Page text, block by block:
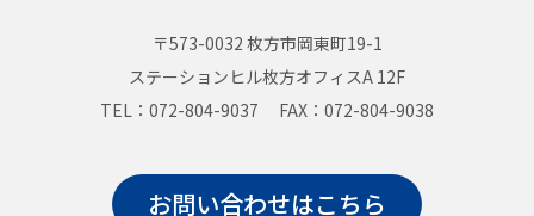
〒573-0032 枚方市岡東町19-1
ステーションヒル枚方オフィスA 12F
TEL：072-804-9037 FAX：072-804-9038
お問い合わせはこちら